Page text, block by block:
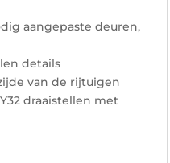
aangepaste deuren,
details
van de rijtuigen
draaistellen met